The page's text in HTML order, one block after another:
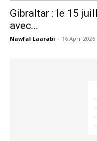
Gibraltar : le 15
avec...
Nawfal Laarabi - 16 April 2026